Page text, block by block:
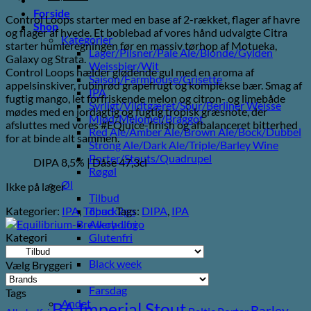
Forside
Shop
Kategorier
Lager/Pilsner/Pale Ale/Blonde/Gylden
Weissbier/Wit
Saison/Farmhouse/Grisette
IPA
Syrligt/Vildtgæret/Sour/Berliner Weisse
Mjød/Melomel/Braggot
Red Ale/Amber Ale/Brown Ale/Bock/Dubbel
Strong Ale/Dark Ale/Triple/Barley Wine
Porter/Stouts/Quadrupel
Røgøl
Øl
Tilbud
6pack2go
Alkoholfri
Glutenfri
Vegan/Vegansk
Black week
Juleøl
Farsdag
Andet
oprindelige
pris
var:
75,00 kr..
pris
er:
40,00 kr..
Control Loops starter med en base af 2-rækket, flager af havre
og flager af hvede. Et boblebad af vores hånd udvalgte Citra
starter humleregningen før en massiv tørhop af Motueka,
Galaxy og Strata.
Control Loops hælder glødende gul med en aroma af
appelsinskiver, rubinrød grapefrugt og komplekse bær. Smag af
fugtig mango, let forfriskende melon og citron- og limebåde
mødes med en jordagtig og fugtig tropisk græsnote, der
afsluttes med vores #EQjuice-finish og afbalanceret bitterhed
for at binde alt sammen.
DIPA 8,5% | Dåse 47,3cl
Ikke på lager
Kategorier: IPA,TilbudTags: DIPA, IPA
Kategori
Vælg Bryggeri
Tags